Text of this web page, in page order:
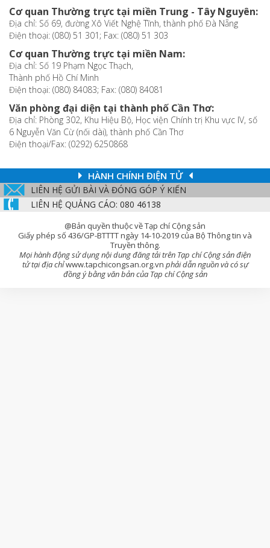
Cơ quan Thường trực tại miền Trung - Tây Nguyên:
Địa chỉ: Số 69, đường Xô Viết Nghệ Tĩnh, thành phố Đà Nẵng
Điện thoại: (080) 51 301; Fax: (080) 51 303
Cơ quan Thường trực tại miền Nam:
Địa chỉ: Số 19 Phạm Ngọc Thạch,
Thành phố Hồ Chí Minh
Điện thoại: (080) 84083; Fax: (080) 84081
Văn phòng đại diện tại thành phố Cần Thơ:
Địa chỉ: Phòng 302, Khu Hiệu Bộ, Học viện Chính trị Khu vực IV, số
6 Nguyễn Văn Cừ (nối dài), thành phố Cần Thơ
Điện thoại/Fax: (0292) 6250868
HÀNH CHÍNH ĐIỆN TỬ
LIÊN HỆ GỬI BÀI VÀ ĐÓNG GÓP Ý KIẾN
LIÊN HỆ QUẢNG CÁO: 080 46138
@Bản quyền thuộc về Tạp chí Cộng sản
Giấy phép số 436/GP-BTTTT ngày 14-10-2019 của Bộ Thông tin và
Truyền thông.
Mọi hành động sử dụng nội dung đăng tải trên Tạp chí Cộng sản điện
tử tại địa chỉwww.tapchicongsan.org.vn phải dẫn nguồn và có sự
đồng ý bằng văn bản của Tạp chí Cộng sản